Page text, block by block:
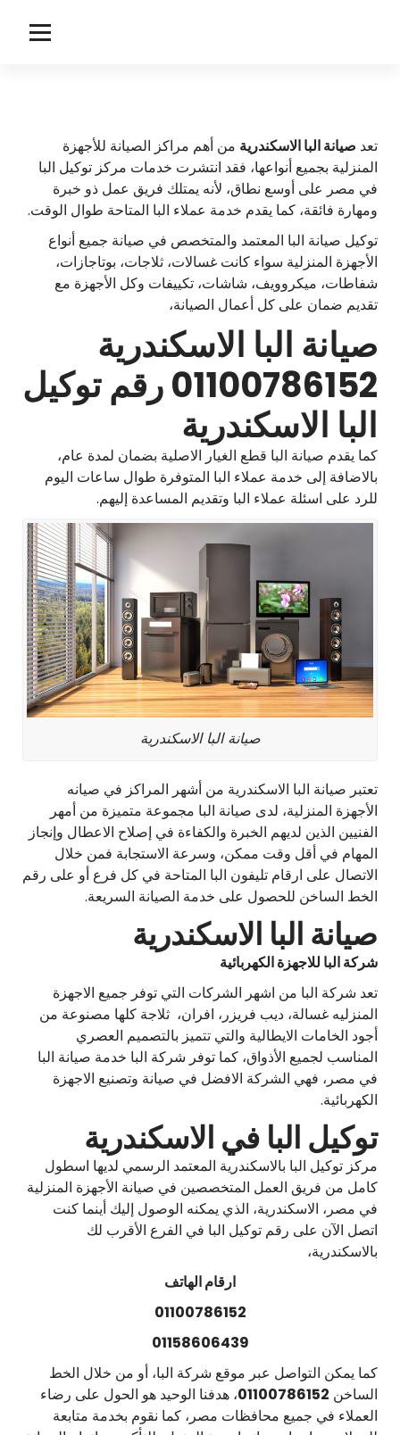
ا
توكيل صيانة البا
تعد صيانة البا الاسكندريةمن أهم مراكز الصيانة للأجهزة
المنزلية بجميع أنواعها، فقد انتشرت خدمات مركز توكيل البا
في مصر على أوسع نطاق، لأنه يمتلك فريق عمل ذو خبرة
ومهارة فائقة، كما يقدم خدمة عملاء البا المتاحة طوال الوقت.
توكيل صيانة البا المعتمد والمتخصص في صيانة جميع أنواع
الأجهزة المنزلية سواء كانت غسالات، ثلاجات، بوتاجازات،
شفاطات، ميكروويف، شاشات، تكييفات وكل الأجهزة مع
تقديم ضمان على كل أعمال الصيانة،
صيانة البا الاسكندرية
01100786152 رقم توكيل
البا الاسكندرية
كما يقدم صيانة البا قطع الغيار الاصلية بضمان لمدة عام،
بالاضافة إلى خدمة عملاء البا المتوفرة طوال ساعات اليوم
للرد على اسئلة عملاء البا وتقديم المساعدة إليهم.
صيانة البا الاسكندرية
تعتبر صيانة البا الاسكندرية من أشهر المراكز في صيانه
الأجهزة المنزلية، لدى صيانة البا مجموعة متميزة من أمهر
الفنيين الذين لديهم الخبرة والكفاءة في إصلاح الاعطال وإنجاز
المهام في أقل وقت ممكن، وسرعة الاستجابة فمن خلال
الاتصال على ارقام تليفون البا المتاحة في كل فرع أو على رقم
الخط الساخن للحصول على خدمة الصيانة السريعة.
صيانة البا الاسكندرية
شركة البا للاجهزة الكهربائية
تعد شركة البا من اشهر الشركات التي توفر جميع الاجهزة
المنزليه غسالة، ديب فريزر، افران، ثلاجة كلها مصنوعة من
أجود الخامات الايطالية والتي تتميز بالتصميم العصري
المناسب لجميع الأذواق، كما توفر شركة البا خدمة صيانة البا
في مصر، فهي الشركة الافضل في صيانة وتصنيع الاجهزة
الكهربائية.
توكيل البا في الاسكندرية
مركز توكيل البا بالاسكندرية المعتمد الرسمي لديها اسطول
كامل من فريق العمل المتخصصين في صيانة الأجهزة المنزلية
في مصر، الاسكندرية، الذي يمكنه الوصول إليك أينما كنت
اتصل الآن على رقم توكيل البا في الفرع الأقرب لك
بالاسكندرية،
ارقام الهاتف
01100786152
01158606439
كما يمكن التواصل عبر موقع شركة البا، أو من خلال الخط
الساخن 01100786152، هدفنا الوحيد هو الحول على رضاء
العملاء في جميع محافظات مصر، كما نقوم بخدمة متابعة